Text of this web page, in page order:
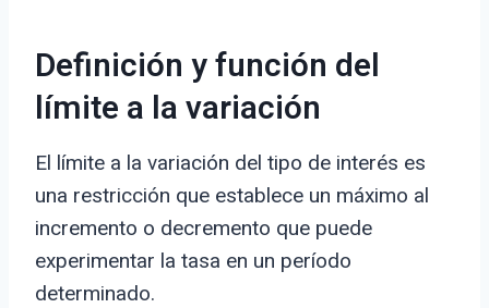
Definición y función del
límite a la variación
El límite a la variación del tipo de interés es
una restricción que establece un máximo al
incremento o decremento que puede
experimentar la tasa en un período
determinado.